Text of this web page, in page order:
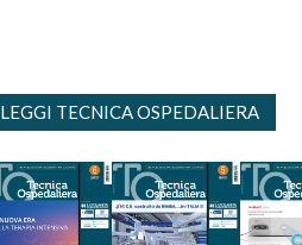
LEGGI TECNICA OSPEDALIERA